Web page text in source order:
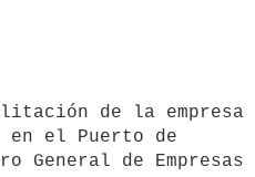
de la empresa
en el Puerto de
General de Empresas